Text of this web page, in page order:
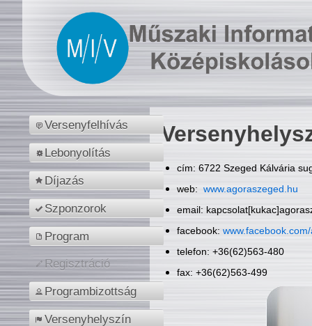
Versenyfelhívás
Lebonyolítás
Díjazás
Szponzorok
Program
Regisztráció
Programbizottság
Versenyhelyszín
cím: 6722 Szeged Kálvária
web: www.agoraszeged.hu
email:
facebook:
telefon: +36(62)563-480
fax: +36(62)563-499